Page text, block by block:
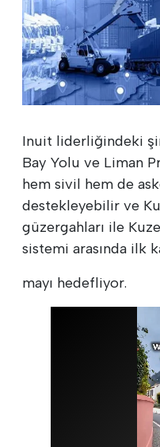
Inuit liderliğindeki
Bay Yolu ve Liman
hem sivil hem de
destekleyebilir ve
güzergahları ile
sistemi arasında ilk
mayı hedefliyor.